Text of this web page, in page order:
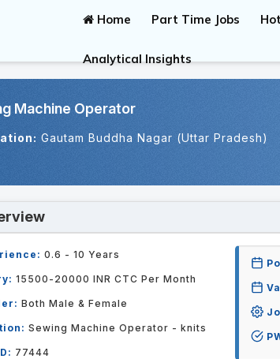
Home Part Time Jobs
Analytical Insights
Machine Operator
Gautam Buddha Nagar (Uttar Pradesh)
0.6 - 10 Years
15500-20000 INR CTC Per Month
Both Male & Female
Sewing Machine Operator - knits
77444